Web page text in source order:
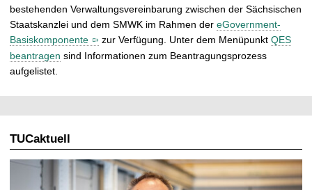
bestehenden Verwaltungsvereinbarung zwischen der Sächsischen
Staatskanzlei und dem SMWK im Rahmen der eGovernment-
Basiskomponente
zur Verfügung. Unter dem Menüpunkt QES
beantragen sind Informationen zum Beantragungsprozess
aufgelistet.
TUCaktuell